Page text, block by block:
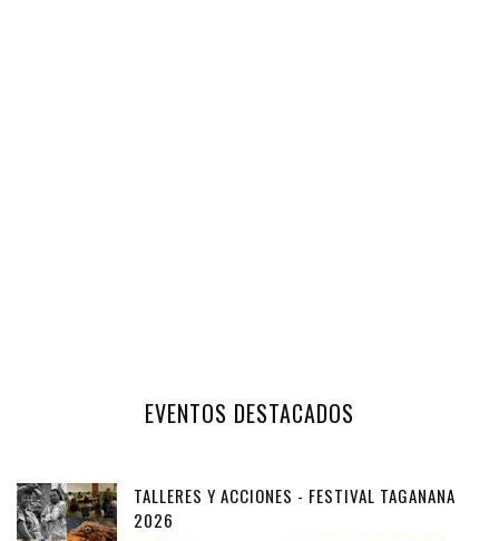
EVENTOS DESTACADOS
TALLERES Y ACCIONES - FESTIVAL TAGANANA
2026